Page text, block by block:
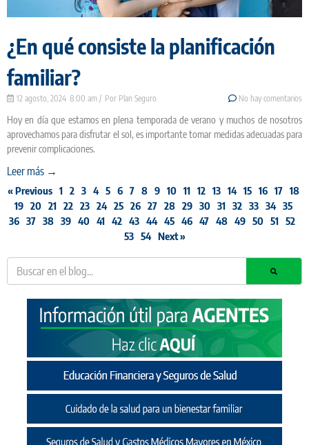
¿En qué consiste la planificación
familiar?
Plan Seguro
12 agosto, 2024 8:00 am No hay comentarios
Hoy en día que estamos en plena temporada de verano y muchos de nosotros
aprovechamos para disfrutar el sol, es importante tomar medidas adecuadas para
prevenir complicaciones.
Leer más →
« Previous 1 2 3 4 5 6 7 8 9 10 11 12 13 14 15 16 17 18
19 20 21 22 23 24 25 26 27 28 29 30 31 32 33 34 35
36 37 38 39 40 41 42 43 44 45 46 47 48 49 50 51 52
53 54 Next »